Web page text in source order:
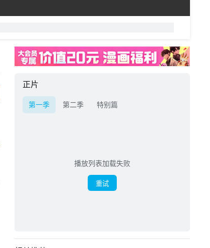
正片
第一季 第二季 特别篇
播放列表加载失败
重试